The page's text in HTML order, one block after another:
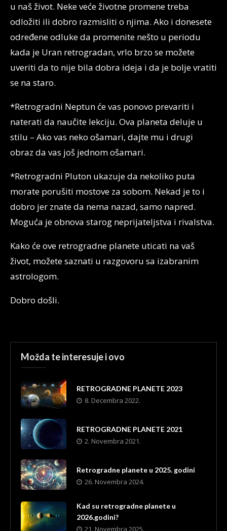
u naš život. Neke veće životne promene treba
odložiti ili dobro razmisliti o njima. Ako i donesete
određene odluke da promenite nešto u periodu
kada je Uran retrogradan, vrlo brzo se možete
uveriti da to nije bila dobra ideja i da je bolje vratiti
se na staro.
*Retrogradni Neptun će vas ponovo prevariti i
naterati da naučite lekciju. Ova planeta deluje u
stilu – Ako vas neko ošamari, dajte mu i drugi
obraz da vas još jednom ošamari.
*Retrogradni Pluton ukazuje da nekoliko puta
morate porušiti mostove za sobom. Nekad je to i
dobro jer znate da nema nazad, samo napred.
Moguća je obnova starog neprijateljstva i rivalstva.
Kako će ove retrogradne planete uticati na vaš
život, možete saznati u razgovoru sa izabranim
astrologom.
Dobro došli.
Možda te interesuje i ovo
RETROGRADNE PLANETE 2023
8. Decembra 2022.
RETROGRADNE PLANETE 2021
2. Novembra 2021.
Retrogradne planete u 2025. godini
26. Novembra 2024.
Kad su retrogradne planete u
2026.godini?
21. Novembra 2025.